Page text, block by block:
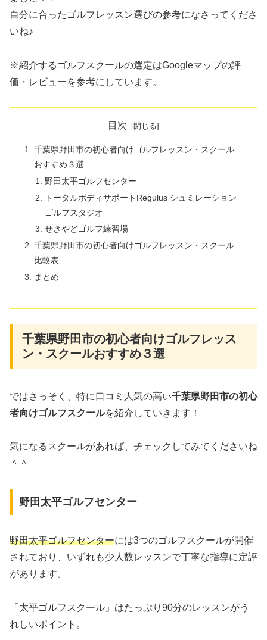
自分に合ったゴルフレッスン選びの参考になさってくださ
いね♪
※紹介するゴルフスクールの選定はGoogleマップの評
価・レビューを参考にしています。
目次
千葉県野田市の初心者向けゴルフレッスン・スクール
おすすめ３選
野田太平ゴルフセンター
トータルボディサポートRegulus シュミレーション
ゴルフスタジオ
せきやどゴルフ練習場
千葉県野田市の初心者向けゴルフレッスン・スクール
比較表
まとめ
千葉県野田市の初心者向けゴルフレッス
ン・スクールおすすめ３選
ではさっそく、特に口コミ人気の高い千葉県野田市の初心
者向けゴルフスクールを紹介していきます！
気になるスクールがあれば、チェックしてみてくださいね
＾＾
野田太平ゴルフセンター
野田太平ゴルフセンターには3つのゴルフスクールが開催
されており、いずれも少人数レッスンで丁寧な指導に定評
があります。
「太平ゴルフスクール」はたっぷり90分のレッスンがう
れしいポイント。